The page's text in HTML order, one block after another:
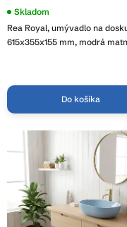
o
v
Rea Royal, umývadlo na
615x355x155 mm, modrá
Skladom
Do košíka